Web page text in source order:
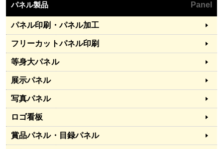
パネル製品 Panel
パネル印刷・パネル加工
フリーカットパネル印刷
等身大パネル
展示パネル
写真パネル
ロゴ看板
賞品パネル・目録パネル